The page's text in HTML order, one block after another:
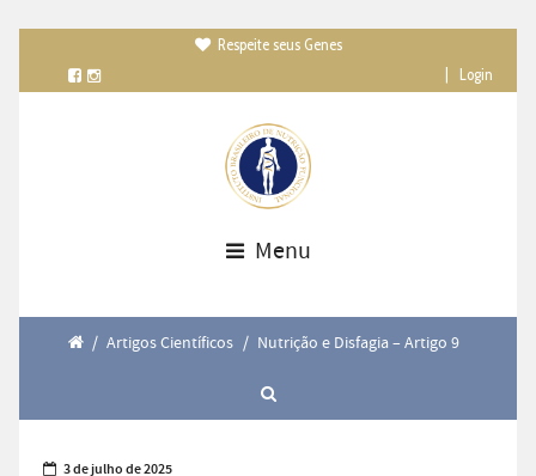
Respeite seus Genes
Login
Menu
/ Artigos Científicos / Nutrição e Disfagia – Artigo 9
3 de julho de 2025